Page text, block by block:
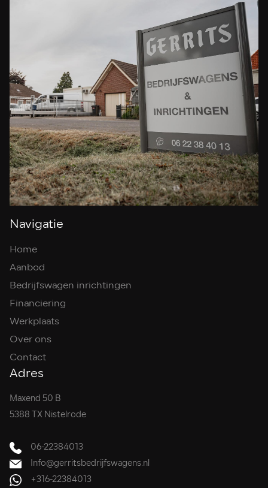
Navigatie
Home
Aanbod
Bedrijfswagen inrichtingen
Financiering
Werkplaats
Over ons
Contact
Adres
Maxend 50 B
5388 TX Nistelrode
06-22384013
Info@gerritsbedrijfswagens.nl
+316-22384013